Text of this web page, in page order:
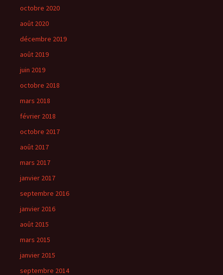
octobre 2020
août 2020
décembre 2019
août 2019
juin 2019
octobre 2018
mars 2018
février 2018
octobre 2017
août 2017
mars 2017
janvier 2017
septembre 2016
janvier 2016
août 2015
mars 2015
janvier 2015
septembre 2014